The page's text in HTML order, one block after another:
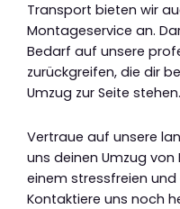
Transport bieten wir
Montageservice an.
Bedarf auf unsere
zurückgreifen, die dir
Umzug zur Seite stehen.
Vertraue auf unsere
uns deinen Umzug
einem stressfreien
Kontaktiere uns noch